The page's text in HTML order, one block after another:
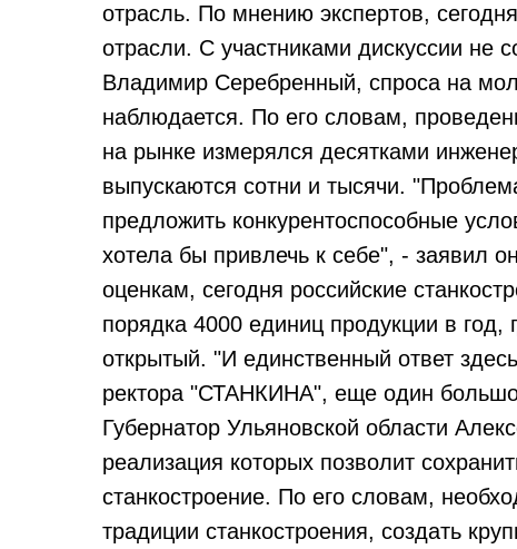
отрасль. По мнению экспертов,
отрасли. С участниками дискуссии
Владимир Серебренный, спроса на
наблюдается. По его словам,
на рынке измерялся десятками
выпускаются сотни и тысячи.
предложить конкурентоспособные
хотела бы привлечь к себе", - заявил
оценкам, сегодня российские
порядка 4000 единиц продукции в
открытый. "И единственный ответ
ректора "СТАНКИНА", еще один
Губернатор Ульяновской области
реализация которых позволит
станкостроение. По его словам,
традиции станкостроения, создать